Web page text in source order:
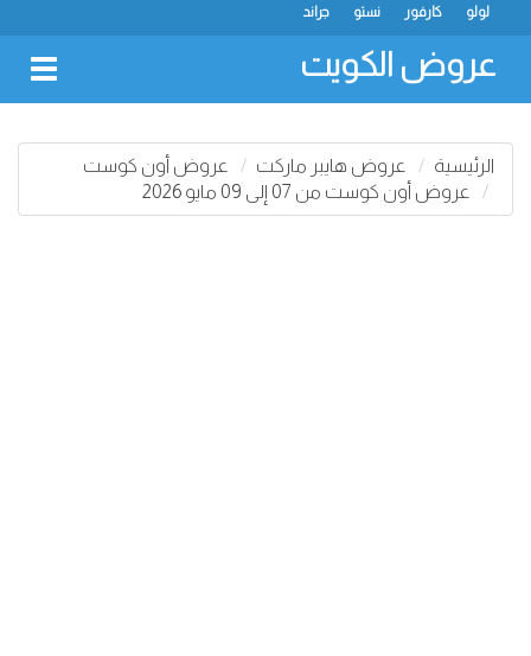
جراند نستو كارفور لولو
عروض الكويت
الرئيسية عروض هايبر ماركت
عروض أون كوست
عروض أون كوست من 07 إلى 09 مايو 2026